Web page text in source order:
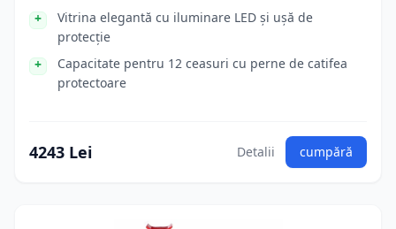
Vitrina elegantă cu iluminare LED și ușă de
protecție
Capacitate pentru 12 ceasuri cu perne de catifea
protectoare
4243 Lei Detalii cumpără